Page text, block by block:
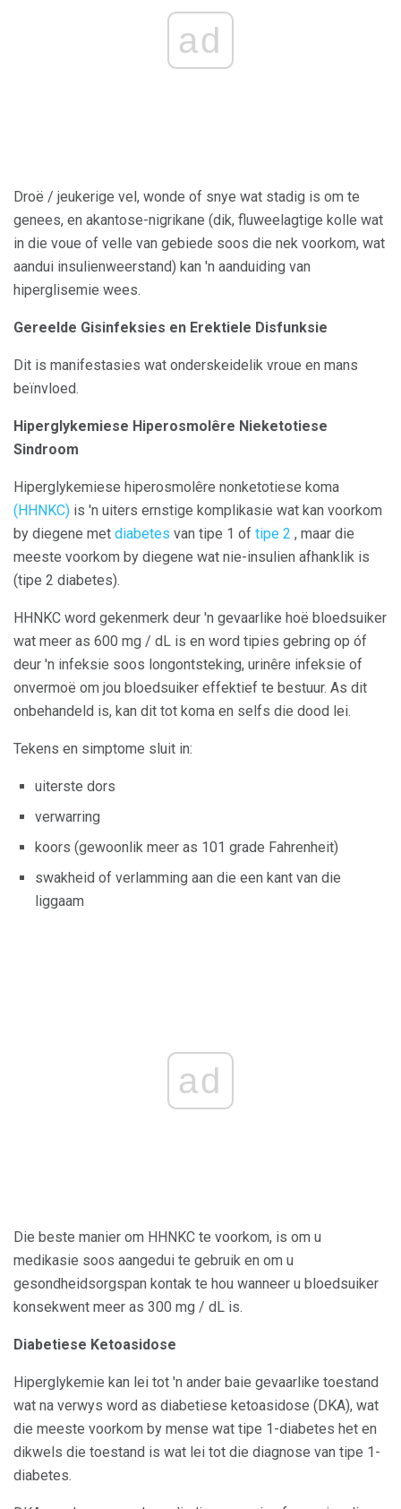
ad
Droë / jeukerige vel, wonde of snye wat stadig is om te
genees, en akantose-nigrikane (dik, fluweelagtige kolle wat
in die voue of velle van gebiede soos die nek voorkom, wat
aandui insulienweerstand) kan 'n aanduiding van
hiperglisemie wees.
Gereelde Gisinfeksies en Erektiele Disfunksie
Dit is manifestasies wat onderskeidelik vroue en mans
beïnvloed.
Hiperglykemiese Hiperosmolêre Nieketotiese
Sindroom
Hiperglykemiese hiperosmolêre nonketotiese koma
(HHNKC) is 'n uiters ernstige komplikasie wat kan voorkom
by diegene met diabetes van tipe 1 of tipe 2 , maar die
meeste voorkom by diegene wat nie-insulien afhanklik is
(tipe 2 diabetes).
HHNKC word gekenmerk deur 'n gevaarlike hoë bloedsuiker
wat meer as 600 mg / dL is en word tipies gebring op óf
deur 'n infeksie soos longontsteking, urinêre infeksie of
onvermoë om jou bloedsuiker effektief te bestuur. As dit
onbehandeld is, kan dit tot koma en selfs die dood lei.
Tekens en simptome sluit in:
uiterste dors
verwarring
koors (gewoonlik meer as 101 grade Fahrenheit)
swakheid of verlamming aan die een kant van die
liggaam
ad
Die beste manier om HHNKC te voorkom, is om u
medikasie soos aangedui te gebruik en om u
gesondheidsorgspan kontak te hou wanneer u bloedsuiker
konsekwent meer as 300 mg / dL is.
Diabetiese Ketoasidose
Hiperglykemie kan lei tot 'n ander baie gevaarlike toestand
wat na verwys word as diabetiese ketoasidose (DKA), wat
die meeste voorkom by mense wat tipe 1-diabetes het en
dikwels die toestand is wat lei tot die diagnose van tipe 1-
diabetes.